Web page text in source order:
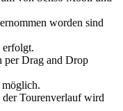
worden sind
erfolgt.
per Drag and Drop
möglich.
Tourenverlauf wird